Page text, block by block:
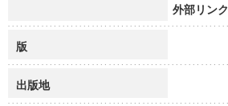
外部リンク
版
出版地